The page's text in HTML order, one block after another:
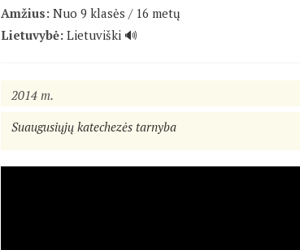
Amžius: Nuo 9 klasės / 16 metų
Lietuvybė: Lietuviški 🔊
2014 m.
Suaugusiųjų katechezės tarnyba